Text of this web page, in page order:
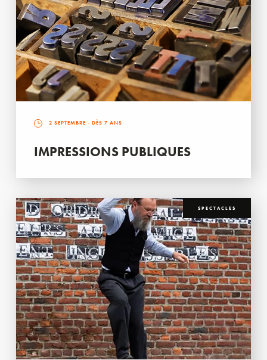
2 SEPTEMBRE - DÈS 7 ANS
IMPRESSIONS PUBLIQUES
SPECTACLES